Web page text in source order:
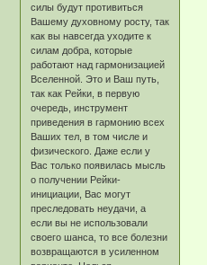
силы будут противиться
Вашему духовному росту, так
как вы навсегда уходите к
силам добра, которые
работают над гармонизацией
Вселенной. Это и Ваш путь,
так как Рейки, в первую
очередь, инструмент
приведения в гармонию всех
Ваших тел, в том числе и
физического. Даже если у
Вас только появилась мысль
о получении Рейки-
инициации, Вас могут
преследовать неудачи, а
если вы не использовали
своего шанса, то все болезни
возвращаются в усиленном